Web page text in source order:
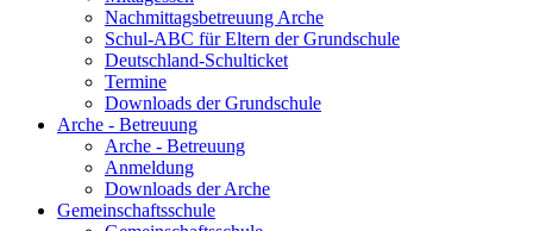
Nachmittagsbetreuung Arche
Schul-ABC für Eltern der Grundschule
Deutschland-Schulticket
Termine
Downloads der Grundschule
Arche - Betreuung
Arche - Betreuung
Anmeldung
Downloads der Arche
Gemeinschaftsschule